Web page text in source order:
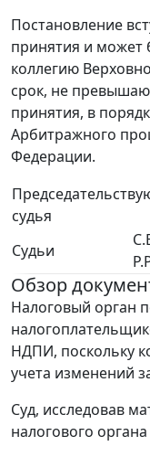
Постановление
принятия и может
коллегию
срок, не
принятия, в
Арбитражного
Федерации.
судья
Судьи
Обзор
Налоговый орган
НДПИ, поскольку
учета изменений
Суд, исследовав
налогового